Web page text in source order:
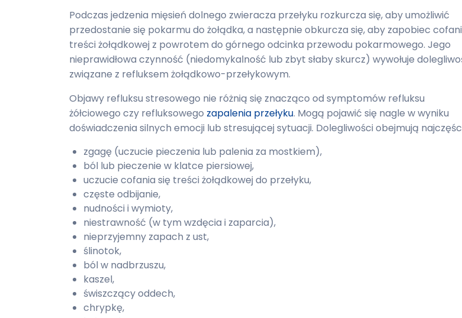
Podczas jedzenia mięsień dolnego zwieracza przełyku rozkurcza się, aby umożliwić
przedostanie się pokarmu do żołądka, a następnie obkurcza się, aby zapobiec
treści żołądkowej z powrotem do górnego odcinka przewodu pokarmowego. Jego
nieprawidłowa czynność (niedomykalność lub zbyt słaby skurcz) wywołuje
związane z refluksem żołądkowo-przełykowym.
Objawy refluksu stresowego nie różnią się znacząco od symptomów refluksu
żółciowego czy refluksowego zapalenia przełyku. Mogą pojawić się nagle w wyniku
doświadczenia silnych emocji lub stresującej sytuacji. Dolegliwości obejmują
zgagę (uczucie pieczenia lub palenia za mostkiem),
ból lub pieczenie w klatce piersiowej,
uczucie cofania się treści żołądkowej do przełyku,
częste odbijanie,
nudności i wymioty,
niestrawność (w tym wzdęcia i zaparcia),
nieprzyjemny zapach z ust,
ślinotok,
ból w nadbrzuszu,
kaszel,
świszczący oddech,
chrypkę,